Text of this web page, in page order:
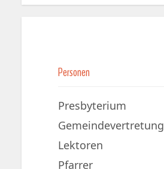
Personen
Presbyterium
Gemeindevertretung
Lektoren
Pfarrer